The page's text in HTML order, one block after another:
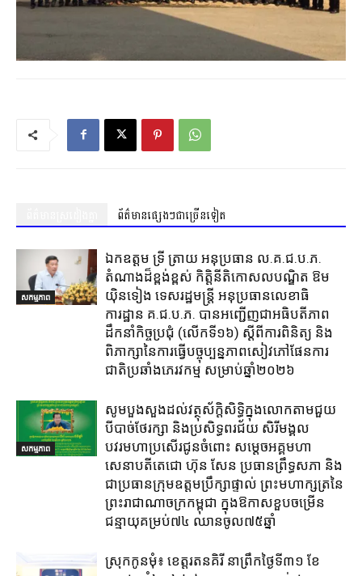
ព័ត៌មានផ្សេងៗជាច្រើនទៀត
សកម្មភាព
ឯកឧត្តម ទ្រី ត្រាយ អនុប្រធាន ល.គ.ជ.ប.ភ.
តំណាងដ៏ខ្ពង់ខ្ពស់ កិត្តិនីតិកោសលបណ្ឌិត ឱម
យ៉ិនទៀង ទេសរដ្ឋមន្ត្រី អនុប្រធានលេខាធិ
ការដ្ឋាន គ.ជ.ប.ភ. បានអញ្ជើញជាអធិបតីភាព
ដឹកនាំកិច្ចប្រជុំ (លេីកទី១៦) ស្តីពីការពិនិត្យ​ និង
ពិភាក្សានៃការធ្វេីបច្ចុប្បន្នភាពសៀវភៅផែនការ
ជាតិប្រឆាំងភេរវកម្ម​ សម្រាប់ឆ្នាំ២០២៦​
សកម្មភាព
សូមបួងសួងដល់វត្ថុស័ក្តិសិទ្ធិក្នុងលោកតាមជួយ
បីបាច់ថែរក្សា និងប្រសិទ្ធពរជ័យ សិរីមង្គល
បវរមហាប្រសើរជូនចំពោះ សម្តេចអគ្គមហា
សេនាបតីតេជោ ហ៊ុន សែន ប្រធានព្រឹទ្ធសភា និង
ជាប្រធានក្រុមឧត្តមប្រឹក្សាផ្ទាល់ ព្រះមហាក្សត្រនៃ
ព្រះរាជាណាចក្រកម្ពុជា ក្នុងឱកាសខួបចម្រើន
ជន្មាយុគម្រប់៧៤ ឈានចូល៧៥ឆ្នាំ
ស្រុក​កូនមុំ៖ ខេត្ត​រតនគិរី​ នាព្រឹកថ្ងៃទី៣១​ ខែ